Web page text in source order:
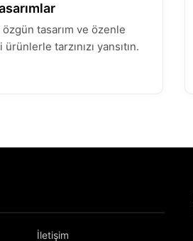
tasarım ve özenle
tarzınızı yansıtın.
İletişim